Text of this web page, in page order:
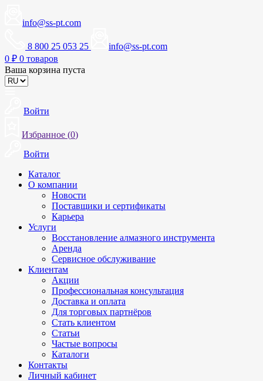
info@ss-pt.com
8 800 25 053 25
info@ss-pt.com
0 ₽ 0 товаров
Ваша корзина пуста
Войти
Избранное (0)
Войти
Каталог
О компании
Новости
Поставщики и сертификаты
Карьера
Услуги
Восстановление алмазного инструмента
Аренда
Сервисное обслуживание
Клиентам
Акции
Профессиональная консультация
Доставка и оплата
Для торговых партнёров
Стать клиентом
Статьи
Частые вопросы
Каталоги
Контакты
Личный кабинет